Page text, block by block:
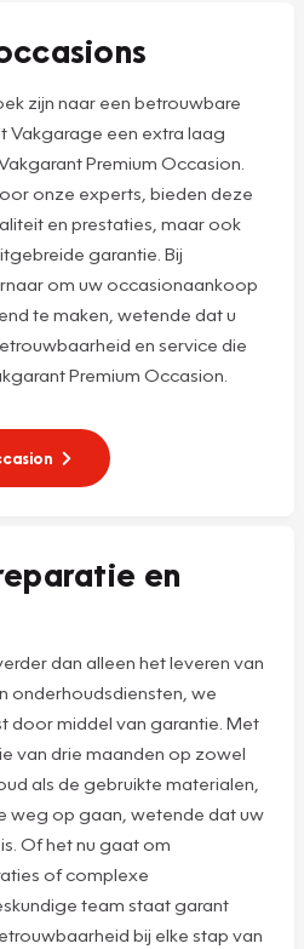
zijn naar een betrouwbare
Vakgarage een extra laag
Premium Occasion.
onze experts, bieden deze
en prestaties, maar ook
garantie. Bij
om uw occasionaankoop
te maken, wetende dat u
en service die
Premium Occasion.
en
dan alleen het leveren van
onderhoudsdiensten, we
door middel van garantie. Met
van drie maanden op zowel
als de gebruikte materialen,
weg op gaan, wetende dat uw
Of het nu gaat om
of complexe
team staat garant
bij elke stap van